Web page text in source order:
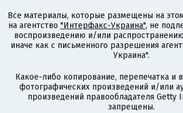
Все материалы, которые размещены на
на агентство "Интерфакс-Украина", не
воспроизведению и/или
иначе как с письменного разрешения
Украина".
Какое-либо копирование, перепечатка и
фотографических произведений и/или
произведений правообладателя Getty
запрещены.